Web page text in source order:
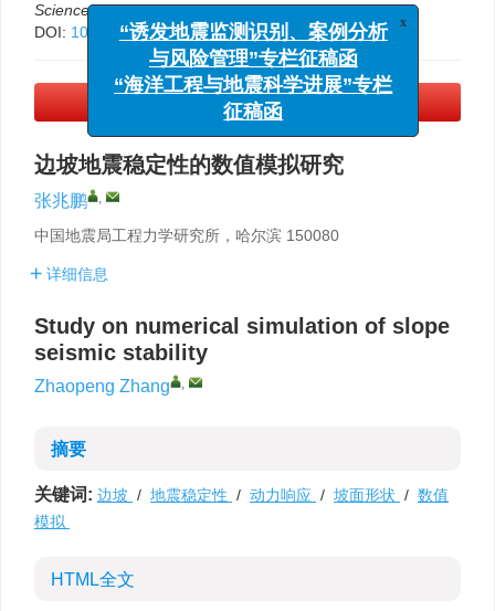
Sciences, 2019, (10): 71-72.
DOI: 10.3969/j.issn.0253-4975.2019.10.013
PDF下载(300 KB)
边坡地震稳定性的数值模拟研究
张兆鹏 ,
中国地震局工程力学研究所，哈尔滨 150080
详细信息
Study on numerical simulation of slope
seismic stability
Zhaopeng Zhang ,
摘要
关键词: 边坡 / 地震稳定性 / 动力响应 / 坡面形状 / 数值
模拟
HTML全文
“诱发地震监测识别、案例分析
与风险管理”专栏征稿函
“海洋工程与地震科学进展”专栏
征稿函